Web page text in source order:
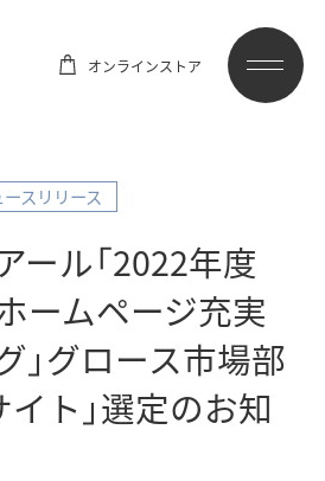
オンラインストア
スリリース
ール「2022年度
ームページ充実
」グロース市場部
イト」選定のお知